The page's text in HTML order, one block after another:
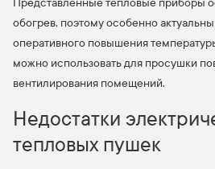
Представленные тепловые приборы
обогрев, поэтому особенно
оперативного повышения
можно использовать для просушки
вентилирования помещений.
Недостатки
тепловых пушек